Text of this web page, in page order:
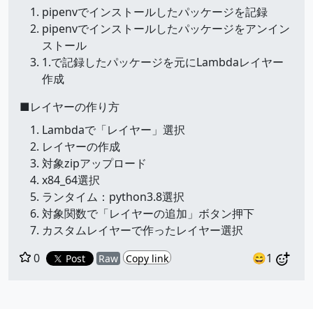
pipenvでインストールしたパッケージを記録
pipenvでインストールしたパッケージをアンイン
ストール
1.で記録したパッケージを元にLambdaレイヤー
作成
■レイヤーの作り方
Lambdaで「レイヤー」選択
レイヤーの作成
対象zipアップロード
x84_64選択
ランタイム：python3.8選択
対象関数で「レイヤーの追加」ボタン押下
カスタムレイヤーで作ったレイヤー選択
0
Post Raw Copy link 😄1